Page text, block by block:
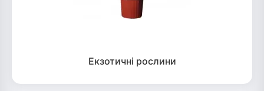
Екзотичні рослини